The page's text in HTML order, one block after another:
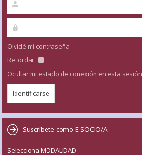
Olvidé mi contraseña
Recordar
Ocultar mi estado de conexión en esta sesión
Suscríbete como E-SOCIO/A
Selecciona MODALIDAD